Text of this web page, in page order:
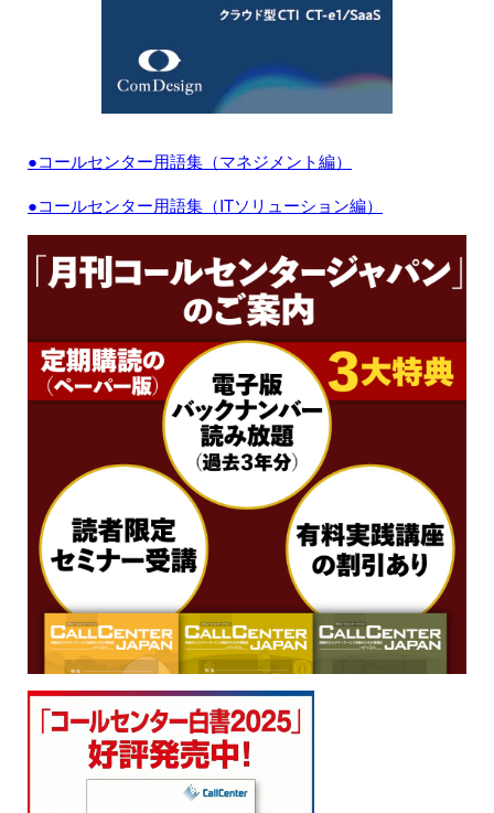
●コールセンター用語集（マネジメント編）
●コールセンター用語集（ITソリューション編）